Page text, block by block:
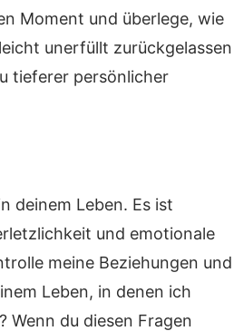
Moment und überlege, wie
unerfüllt zurückgelassen
tieferer persönlicher
deinem Leben. Es ist
und emotionale
meine Beziehungen und
Leben, in denen ich
Wenn du diesen Fragen